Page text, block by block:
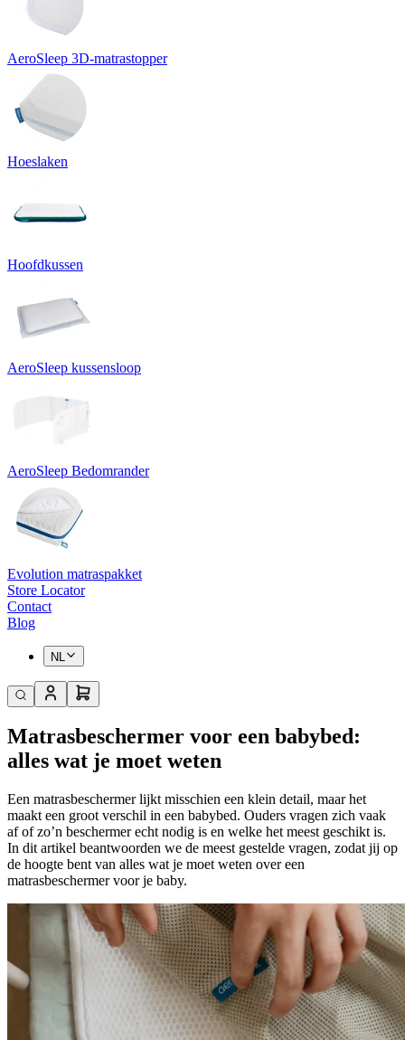
AeroSleep 3D-matrastopper
Hoeslaken
Hoofdkussen
AeroSleep kussensloop
AeroSleep Bedomrander
Evolution matraspakket
Store Locator
Contact
Blog
NL
Matrasbeschermer voor een babybed:
alles wat je moet weten
Een matrasbeschermer lijkt misschien een klein detail, maar het
maakt een groot verschil in een babybed. Ouders vragen zich vaak
af of zo’n beschermer echt nodig is en welke het meest geschikt is.
In dit artikel beantwoorden we de meest gestelde vragen, zodat jij op
de hoogte bent van alles wat je moet weten over een
matrasbeschermer voor je baby.